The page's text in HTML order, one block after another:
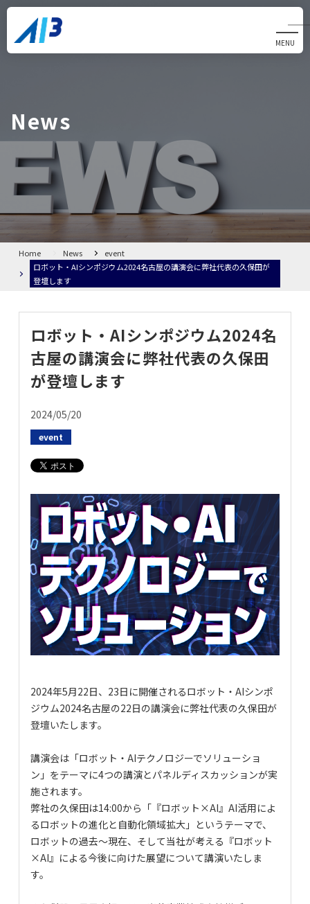
MENU
News
CLOSE
News
Alliom
製品・サービス
FAQ
お問い合わせ
Home News
event
ロボット・AIシンポジウム2024名古屋の講演会に弊社代表の久保田が
登壇します
ロボット・AIシンポジウム2024名
古屋の講演会に弊社代表の久保田
が登壇します
2024/05/20
event
2024年5月22日、23日に開催されるロボット・AIシンポ
ジウム2024名古屋の22日の講演会に弊社代表の久保田が
登壇いたします。
講演会は「ロボット・AIテクノロジーでソリューショ
ン」をテーマに4つの講演とパネルディスカッションが実
施されます。
弊社の久保田は14:00から「『ロボット×AI』AI活用によ
るロボットの進化と自動化領域拡大」というテーマで、
ロボットの過去～現在、そして当社が考える『ロボット
×AI』による今後に向けた展望について講演いたしま
す。